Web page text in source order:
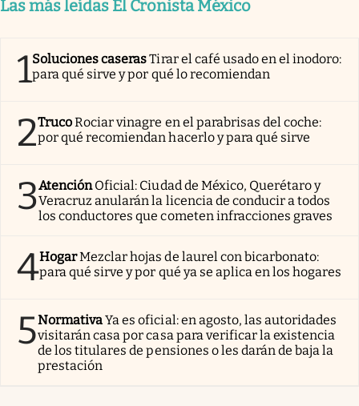
Las más leídas El Cronista México
1Soluciones caserasTirar el café usado en el inodoro:
para qué sirve y por qué lo recomiendan
2TrucoRociar vinagre en el parabrisas del coche:
por qué recomiendan hacerlo y para qué sirve
3AtenciónOficial: Ciudad de México, Querétaro y
Veracruz anularán la licencia de conducir a todos
los conductores que cometen infracciones graves
4HogarMezclar hojas de laurel con bicarbonato:
para qué sirve y por qué ya se aplica en los hogares
5NormativaYa es oficial: en agosto, las autoridades
visitarán casa por casa para verificar la existencia
de los titulares de pensiones o les darán de baja la
prestación